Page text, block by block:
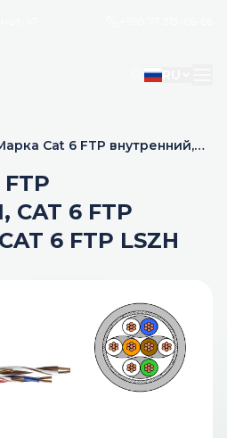
Cat 6 FTP внутренний,
6 FTP
6 FTP LSZH